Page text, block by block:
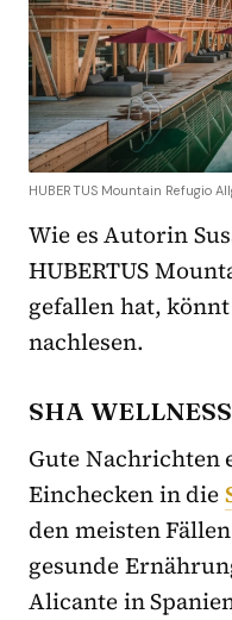
HUBERTUS Mountain Refugio
Wie es Autorin
HUBERTUS
gefallen hat,
nachlesen.
SHA
Gute Nachrichten
Einchecken in die
den meisten
gesunde
Alicante in